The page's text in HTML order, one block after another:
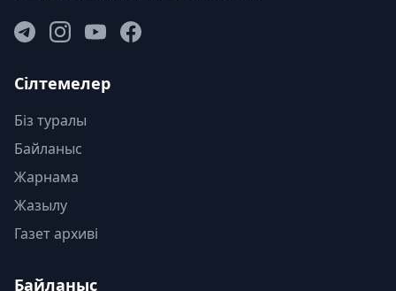
Сілтемелер
Біз туралы
Байланыс
Жарнама
Жазылу
Газет архиві
Байланыс